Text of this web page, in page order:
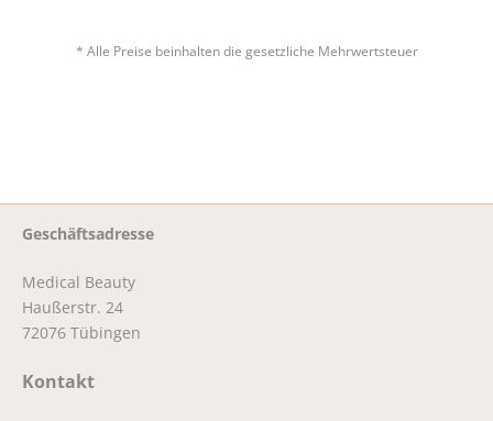
* Alle Preise beinhalten die gesetzliche Mehrwertsteuer
Geschäftsadresse
Medical Beauty
Haußerstr. 24
72076 Tübingen
Kontakt